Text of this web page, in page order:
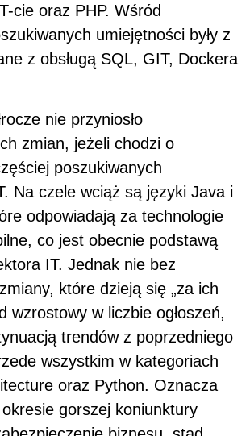
cie oraz PHP. Wśród
umiejętności były z
z obsługą SQL, GIT, Dockera
nie przyniosło
zmian, jeżeli chodzi o
poszukiwanych
Na czele wciąż są języki Java i
odpowiadają za technologie
co jest obecnie podstawą
IT. Jednak nie bez
które dzieją się „za ich
wzrostowy w liczbie ogłoszeń,
trendów z poprzedniego
wszystkim w kategoriach
oraz Python. Oznacza
gorszej koniunktury